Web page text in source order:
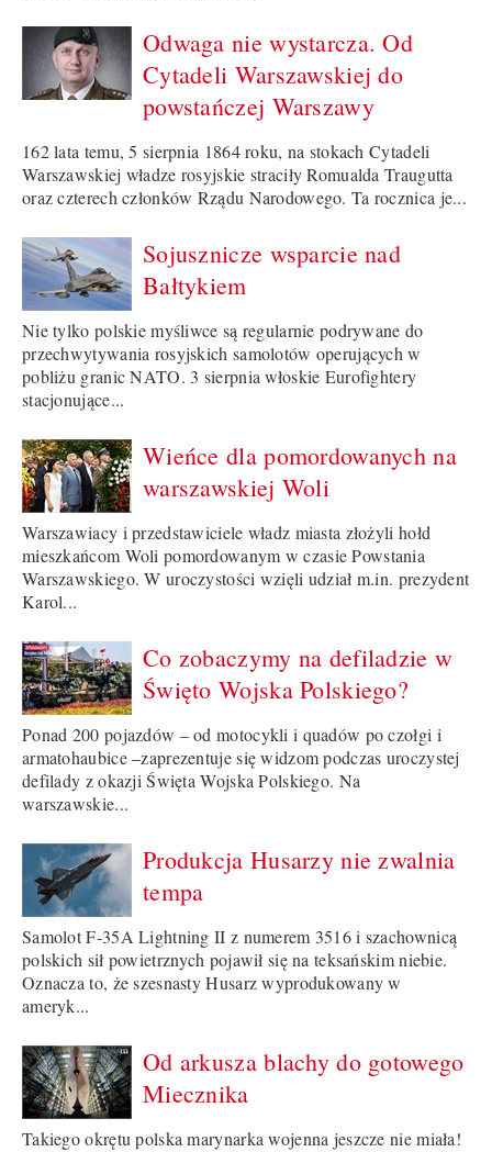
Odwaga nie wystarcza. Od
Cytadeli Warszawskiej do
powstańczej Warszawy
162 lata temu, 5 sierpnia 1864 roku, na stokach Cytadeli
Warszawskiej władze rosyjskie straciły Romualda Traugutta
oraz czterech członków Rządu Narodowego. Ta rocznica je...
Sojusznicze wsparcie nad
Bałtykiem
Nie tylko polskie myśliwce są regularnie podrywane do
przechwytywania rosyjskich samolotów operujących w
pobliżu granic NATO. 3 sierpnia włoskie Eurofightery
stacjonujące...
Wieńce dla pomordowanych na
warszawskiej Woli
Warszawiacy i przedstawiciele władz miasta złożyli hołd
mieszkańcom Woli pomordowanym w czasie Powstania
Warszawskiego. W uroczystości wzięli udział m.in. prezydent
Karol...
Co zobaczymy na defiladzie w
Święto Wojska Polskiego?
Ponad 200 pojazdów – od motocykli i quadów po czołgi i
armatohaubice –zaprezentuje się widzom podczas uroczystej
defilady z okazji Święta Wojska Polskiego. Na
warszawskie...
Produkcja Husarzy nie zwalnia
tempa
Samolot F-35A Lightning II z numerem 3516 i szachownicą
polskich sił powietrznych pojawił się na teksańskim niebie.
Oznacza to, że szesnasty Husarz wyprodukowany w
ameryk...
Od arkusza blachy do gotowego
Miecznika
Takiego okrętu polska marynarka wojenna jeszcze nie miała!